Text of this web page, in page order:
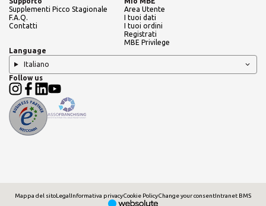
Supplementi Picco Stagionale
F.A.Q.
Contatti
Area Utente
I tuoi dati
I tuoi ordini
Registrati
MBE Privilege
Language
Italiano
Follow us
Mappa del sitoLegalInformativa privacyCookie PolicyChange your consentIntranet BMS